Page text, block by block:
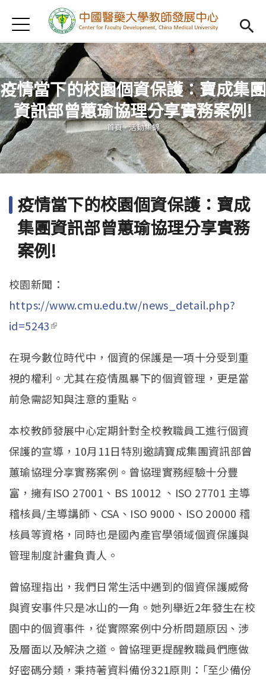
首頁
Open
認識我們
Open
教學研習
Open
新進教師
Open
傑出教授
Open
教師專業社群
Open
借用項目
AI專區
Jump to Navigation
Jump to Main content
疫情當下的校園個資保護：寶成集團
資訊部曾蕙瑜協理分享實務案例!
您在這裡
首頁-活動集錦
疫情當下的校園個資保護：寶成
集團資訊部曾蕙瑜協理分享實務
案例!
校園新聞：
https://www.cmu.edu.tw/news_detail.php?
id=5243(link is external)
在現今數位時代中，個資的保護是一項十分受到重
視的權利。尤其在疫情風暴下的個資管理，更是當
前急需認知與注意的重點。
本校教師發展中心定期針對全校教職員工進行個資
保護的宣導，10月11日特別邀請寶成集團資訊部曾
蕙瑜協理分享實務案例。曾協理實務經驗十分豐
富，擁有ISO 27001、BS 10012 、ISO 27701 主導
稽核員/主導講師、CSA、ISO 9000、ISO 20000 稽
核員等資格，同時也是國內產官學領域個資保護與
管理制度計畫負責人。
曾協理指出，我們日常生活中遇到的個資保護威脅
與資安事件只是冰山的一角。她列舉近2年發生在校
園中的個資事件，從實際案例中分析問題原因、涉
及層面以及解決之道。曾協理更提醒教職員們應做
好密碼分類，秉持著資料備份321原則：｢至少備份